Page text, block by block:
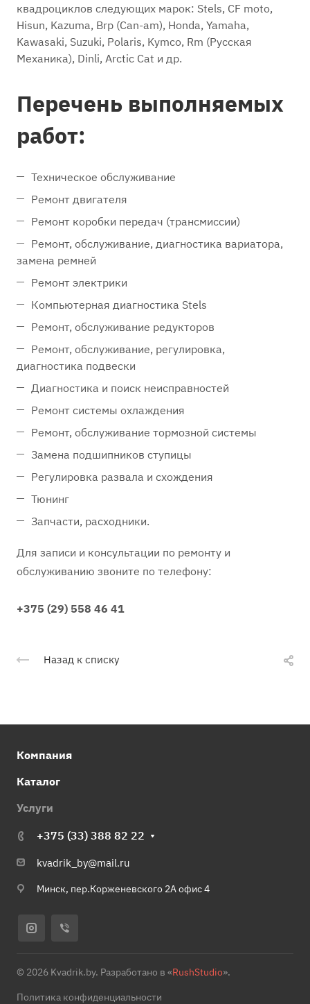
квадроциклов следующих марок: Stels, CF moto,
Hisun, Kazuma, Brp (Can-am), Honda, Yamaha,
Kawasaki, Suzuki, Polaris, Kymco, Rm (Русская
Механика), Dinli, Arctic Cat и др.
Перечень выполняемых
работ:
Техническое обслуживание
Ремонт двигателя
Ремонт коробки передач (трансмиссии)
Ремонт, обслуживание, диагностика вариатора,
замена ремней
Ремонт электрики
Компьютерная диагностика Stels
Ремонт, обслуживание редукторов
Ремонт, обслуживание, регулировка,
диагностика подвески
Диагностика и поиск неисправностей
Ремонт системы охлаждения
Ремонт, обслуживание тормозной системы
Замена подшипников ступицы
Регулировка развала и схождения
Тюнинг
Запчасти, расходники.
Для записи и консультации по ремонту и
обслуживанию звоните по телефону:
+375 (29) 558 46 41
Назад к списку
Компания
Каталог
Услуги
+375 (33) 388 82 22
kvadrik_by@mail.ru
Минск, пер.Корженевского 2А офис 4
© 2026 Kvadrik.by. Разработано в «RushStudio».
Политика конфиденциальности